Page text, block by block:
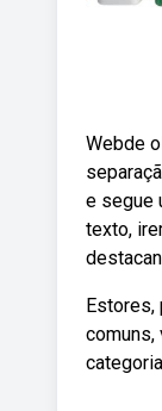
Webde
e segue
texto,
Estores,
comuns,